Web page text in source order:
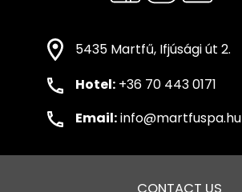
5435 Martfű, Ifjúsági út 2.
Hotel: +36 70 443 0171
Email:info@martfuspa.hu